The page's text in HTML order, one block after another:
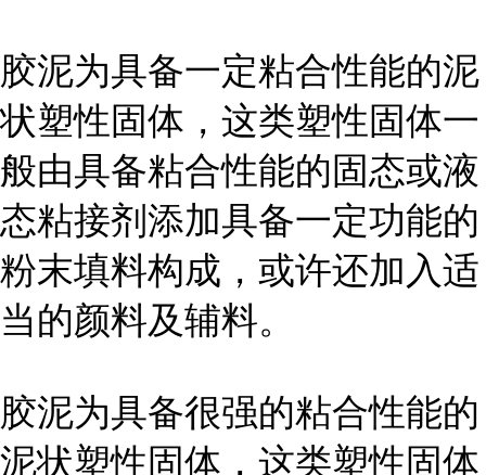
胶泥为具备一定粘合性能的泥
状塑性固体，这类塑性固体一
般由具备粘合性能的固态或液
态粘接剂添加具备一定功能的
粉末填料构成，或许还加入适
当的颜料及辅料。
胶泥为具备很强的粘合性能的
泥状塑性固体，这类塑性固体